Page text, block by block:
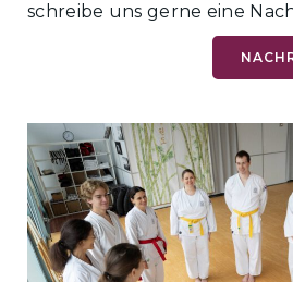
schreibe uns gerne eine